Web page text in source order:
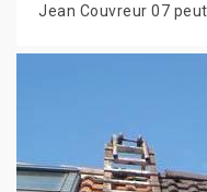
Jean Couvreur 07